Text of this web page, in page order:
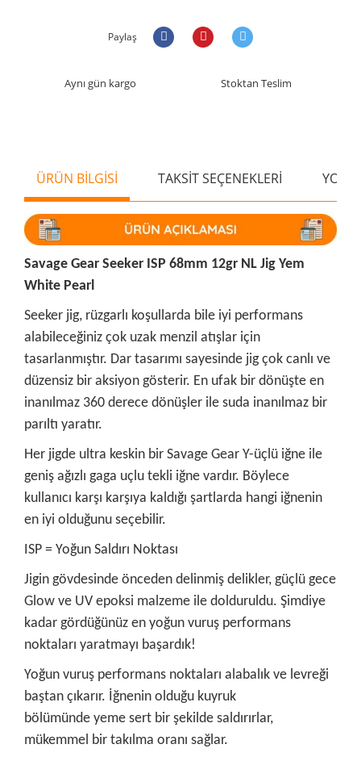
Paylaş
Aynı gün kargo Stoktan Teslim
ÜRÜN BİLGİSİ TAKSİT SEÇENEKLERİ
Savage Gear Seeker ISP 68mm 12gr NL Jig Yem
White Pearl
Seeker jig, rüzgarlı koşullarda bile iyi performans
alabileceğiniz çok uzak menzil atışlar için
tasarlanmıştır. Dar tasarımı sayesinde jig çok canlı ve
düzensiz bir aksiyon gösterir. En ufak bir dönüşte en
inanılmaz 360 derece dönüşler ile suda inanılmaz bir
parıltı yaratır.
Her jigde ultra keskin bir Savage Gear Y-üçlü iğne ile
geniş ağızlı gaga uçlu tekli iğne vardır. Böylece
kullanıcı karşı karşıya kaldığı şartlarda hangi iğnenin
en iyi olduğunu seçebilir.
ISP = Yoğun Saldırı Noktası
Jigin gövdesinde önceden delinmiş delikler, güçlü gece
Glow ve UV epoksi malzeme ile dolduruldu. Şimdiye
kadar gördüğünüz en yoğun vuruş performans
noktaları yaratmayı başardık!
Yoğun vuruş performans noktaları alabalık ve levreği
baştan çıkarır. İğnenin olduğu kuyruk
bölümünde yeme sert bir şekilde saldırırlar,
mükemmel bir takılma oranı sağlar.